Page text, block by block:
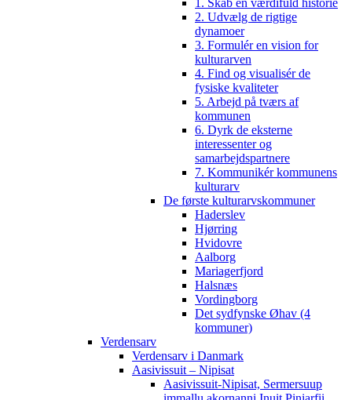
1. Skab en værdifuld historie
2. Udvælg de rigtige
dynamoer
3. Formulér en vision for
kulturarven
4. Find og visualisér de
fysiske kvaliteter
5. Arbejd på tværs af
kommunen
6. Dyrk de eksterne
interessenter og
samarbejdspartnere
7. Kommunikér kommunens
kulturarv
De første kulturarvskommuner
Haderslev
Hjørring
Hvidovre
Aalborg
Mariagerfjord
Halsnæs
Vordingborg
Det sydfynske Øhav (4
kommuner)
Verdensarv
Verdensarv i Danmark
Aasivissuit – Nipisat
Aasivissuit-Nipisat, Sermersuup